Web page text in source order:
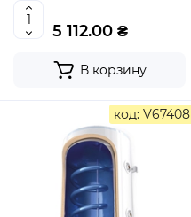
5 112.00 ₴
В корзину
код: V67408